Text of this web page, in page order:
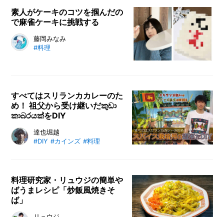
段に向上。まな板シートは詰め替え
用を使用することで、オトクにもな
ります。今回は、そんなカインズの
「まな板シートケース」の使い勝手
素人がケーキのコツを掴んだの
で麻雀ケーキに挑戦する
家でホールケーキを作るのはハード
ルが高いと思っていませんか？ 以
が出来上がると実感。慣れてきたと
ころで変化球ケーキに挑戦します！
その名も「麻雀ケーキ」。果たして
その仕上がりは？！ 麻雀好きだと
いう義母の反応にも注目です！
藤岡みなみ
#料理
すべてはスリランカカレーのた
め！ 祖父から受け継いだකුඩා
කාබරයක්をDIY
スリランカ愛が爆発するカインズ社
員の堀越達也による、スリランカカ
めに導き出した答えは、「温室栽
培」。祖父がのこした小屋を、DIY
で温室にリノベーションします。は
たして熱帯のスパイスたちは群馬の
達也堀越
#DIY #カインズ #料理
料理研究家・リュウジの簡単や
ばうまレシピ「炒飯風焼きそ
ば」